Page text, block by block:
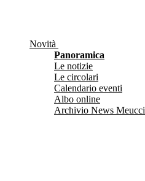
Novità
Panoramica
Le notizie
Le circolari
Calendario eventi
Albo online
Archivio News Meucci